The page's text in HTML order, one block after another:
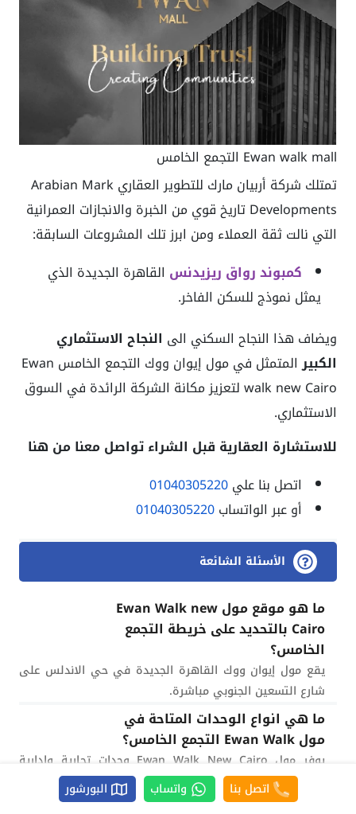
Ewan walk mall التجمع الخامس
تمتلك شركة أربيان مارك للتطوير العقاري Arabian Mark
Developments تاريخ قوي من الخبرة والانجازات العمرانية
التي نالت ثقة العملاء ومن ابرز تلك المشروعات السابقة:
كمبوند رواق ريزيدنس القاهرة الجديدة الذي
يمثل نموذج للسكن الفاخر.
ويضاف هذا النجاح السكني الى النجاح الاستثماري
الكبير
المتمثل في مول إيوان ووك التجمع الخامس Ewan
walk new Cairo لتعزيز مكانة الشركة الرائدة في السوق
الاستثماري.
للاستشارة العقارية قبل الشراء تواصل معنا من هنا
اتصل بنا علي01040305220
أو عبر الواتساب01040305220
الأسئلة الشائعة
ما هو موقع مول Ewan Walk new
Cairo بالتحديد على خريطة التجمع
الخامس؟
يقع مول إيوان ووك القاهرة الجديدة في حي الاندلس على
شارع التسعين الجنوبي مباشرة.
ما هي انواع الوحدات المتاحة في
مول Ewan Walk التجمع الخامس؟
يوفر مول Ewan Walk New Cairo وحدات تجارية وادارية
وطبية فاخرة بالكامل.
ما هو اقل مقدم لعيادات مشروع
اتصل بنا واتساب البورشور